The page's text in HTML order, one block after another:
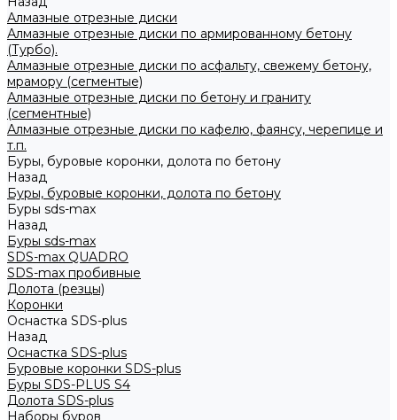
Алмазные отрезные диски
Алмазные отрезные диски по армированному бетону
(Турбо).
Алмазные отрезные диски по асфальту, свежему бетону,
мрамору (сегментые)
Алмазные отрезные диски по бетону и граниту
(сегментные)
Алмазные отрезные диски по кафелю, фаянсу, черепице и
т.п.
Буры, буровые коронки, долота по бетону
Назад
Буры, буровые коронки, долота по бетону
Буры sds-max
Назад
Буры sds-max
SDS-max QUADRO
SDS-max пробивные
Долота (резцы)
Коронки
Оснастка SDS-plus
Назад
Оснастка SDS-plus
Буровые коронки SDS-plus
Буры SDS-PLUS S4
Долота SDS-plus
Наборы буров